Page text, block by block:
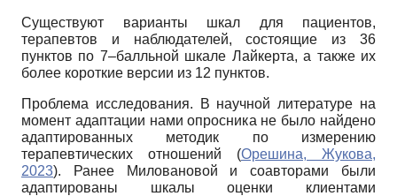
Существуют варианты шкал для пациентов,
терапевтов и наблюдателей, состоящие из 36
пунктов по 7–балльной шкале Лайкерта, а также их
более короткие версии из 12 пунктов.
Проблема исследования. В научной литературе на
момент адаптации нами опросника не было найдено
адаптированных методик по измерению
терапевтических отношений (Орешина, Жукова,
2023). Ранее Миловановой и соавторами были
адаптированы шкалы оценки клиентами